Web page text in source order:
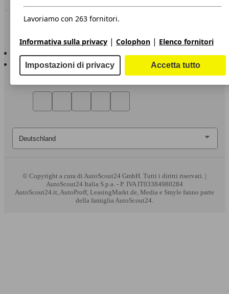
Sempre con te
AutoScout24 per Android
© Copyright a cura di AutoScout24 GmbH. Tutti i diritti riservati. |
AutoScout24 Italia S.p.a. - P. IVA IT03384980284
AutoScout24.it, AutoProff, LeasingMarkt.de, Media e Smyle fanno parte
della famiglia AutoScout24.
Lavoriamo con 263 fornitori.
Informativa sulla privacy | Colophon | Elenco fornitori
Impostazioni di privacy Accetta tutto